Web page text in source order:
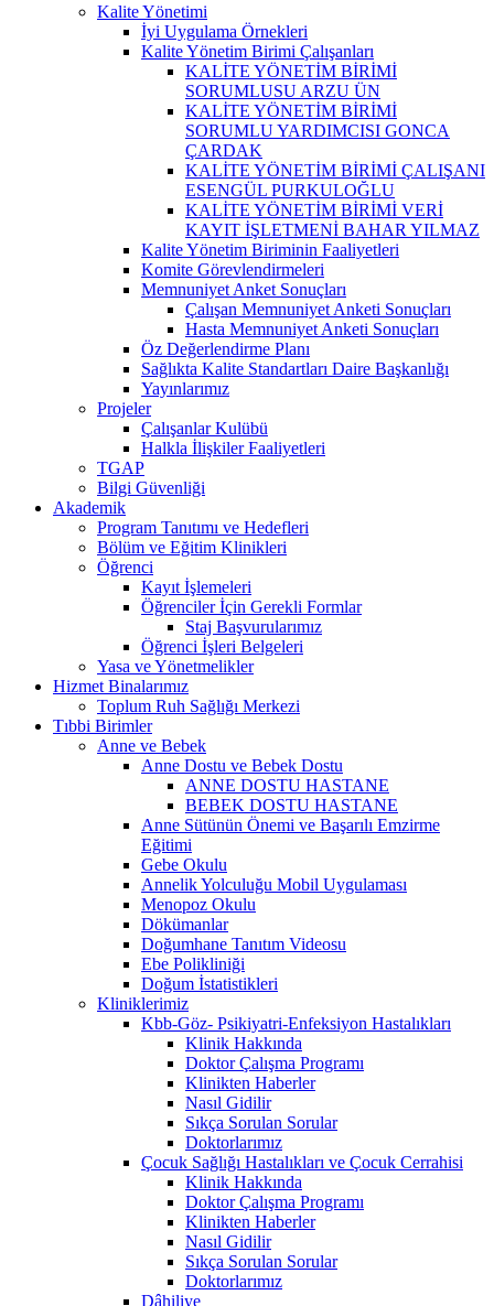
Kalite Yönetimi
İyi Uygulama Örnekleri
Kalite Yönetim Birimi Çalışanları
KALİTE YÖNETİM BİRİMİ
SORUMLUSU ARZU ÜN
KALİTE YÖNETİM BİRİMİ
SORUMLU YARDIMCISI GONCA
ÇARDAK
KALİTE YÖNETİM BİRİMİ ÇALIŞANI
ESENGÜL PURKULOĞLU
KALİTE YÖNETİM BİRİMİ VERİ
KAYIT İŞLETMENİ BAHAR YILMAZ
Kalite Yönetim Biriminin Faaliyetleri
Komite Görevlendirmeleri
Memnuniyet Anket Sonuçları
Çalışan Memnuniyet Anketi Sonuçları
Hasta Memnuniyet Anketi Sonuçları
Öz Değerlendirme Planı
Sağlıkta Kalite Standartları Daire Başkanlığı
Yayınlarımız
Projeler
Çalışanlar Kulübü
Halkla İlişkiler Faaliyetleri
TGAP
Bilgi Güvenliği
Akademik
Program Tanıtımı ve Hedefleri
Bölüm ve Eğitim Klinikleri
Öğrenci
Kayıt İşlemeleri
Öğrenciler İçin Gerekli Formlar
Staj Başvurularımız
Öğrenci İşleri Belgeleri
Yasa ve Yönetmelikler
Hizmet Binalarımız
Toplum Ruh Sağlığı Merkezi
Tıbbi Birimler
Anne ve Bebek
Anne Dostu ve Bebek Dostu
ANNE DOSTU HASTANE
BEBEK DOSTU HASTANE
Anne Sütünün Önemi ve Başarılı Emzirme
Eğitimi
Gebe Okulu
Annelik Yolculuğu Mobil Uygulaması
Menopoz Okulu
Dökümanlar
Doğumhane Tanıtım Videosu
Ebe Polikliniği
Doğum İstatistikleri
Kliniklerimiz
Kbb-Göz- Psikiyatri-Enfeksiyon Hastalıkları
Klinik Hakkında
Doktor Çalışma Programı
Klinikten Haberler
Nasıl Gidilir
Sıkça Sorulan Sorular
Doktorlarımız
Çocuk Sağlığı Hastalıkları ve Çocuk Cerrahisi
Klinik Hakkında
Doktor Çalışma Programı
Klinikten Haberler
Nasıl Gidilir
Sıkça Sorulan Sorular
Doktorlarımız
Dâhiliye